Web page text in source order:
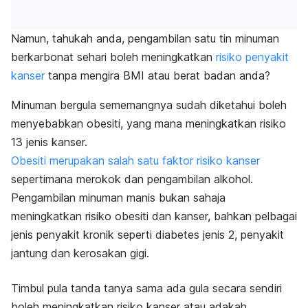
Namun, tahukah anda, pengambilan satu tin minuman
berkarbonat sehari boleh meningkatkan risiko penyakit
kanser tanpa mengira BMI atau berat badan anda?
Minuman bergula sememangnya sudah diketahui boleh
menyebabkan obesiti, yang mana meningkatkan risiko
13 jenis kanser.
Obesiti merupakan salah satu faktor risiko kanser
sepertimana merokok dan pengambilan alkohol.
Pengambilan minuman manis bukan sahaja
meningkatkan risiko obesiti dan kanser, bahkan pelbagai
jenis penyakit kronik seperti diabetes jenis 2, penyakit
jantung dan kerosakan gigi.
Timbul pula tanda tanya sama ada gula secara sendiri